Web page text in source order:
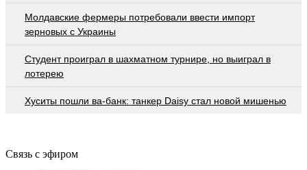
Молдавские фермеры потребовали ввести импорт
зерновых с Украины
Студент проиграл в шахматном турнире, но выиграл в
лотерею
Хуситы пошли ва-банк: танкер Daisy стал новой мишенью
Связь с эфиром